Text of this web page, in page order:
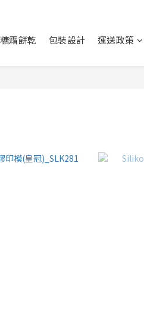
糖霜餅乾 包裝設計 運送政策